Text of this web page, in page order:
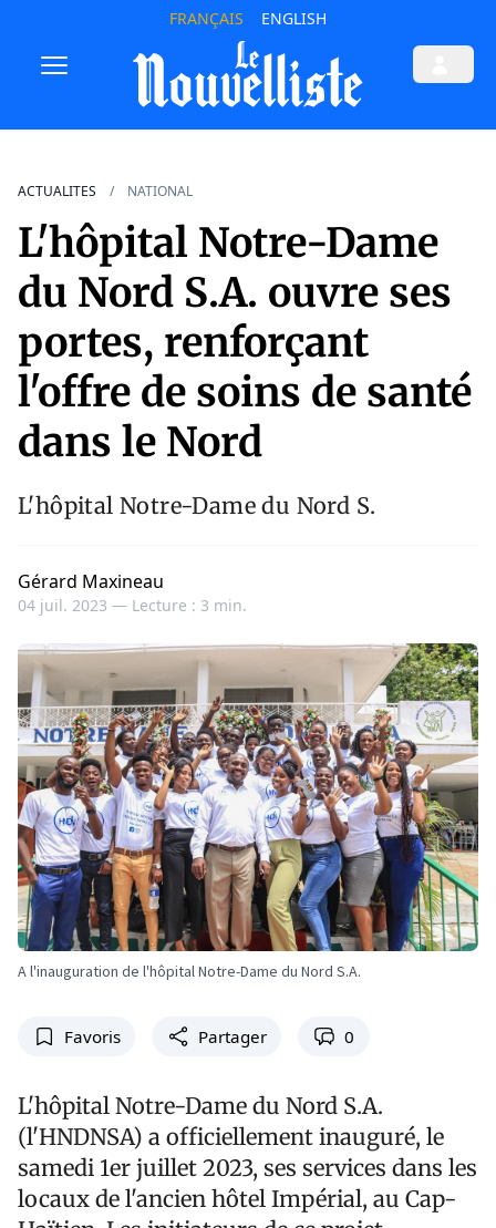
FRANÇAIS ENGLISH
ACTUALITES NATIONAL
L'hôpital Notre-Dame
du Nord S.A. ouvre ses
portes, renforçant
l'offre de soins de santé
dans le Nord
L'hôpital Notre-Dame du Nord S.
Gérard Maxineau
04 juil. 2023 — Lecture : 3 min.
A l'inauguration de l'hôpital Notre-Dame du Nord S.A.
Favoris Partager 0
L'hôpital Notre-Dame du Nord S.A.
(l'HNDNSA) a officiellement inauguré, le
samedi 1er juillet 2023, ses services dans les
locaux de l'ancien hôtel Impérial, au Cap-